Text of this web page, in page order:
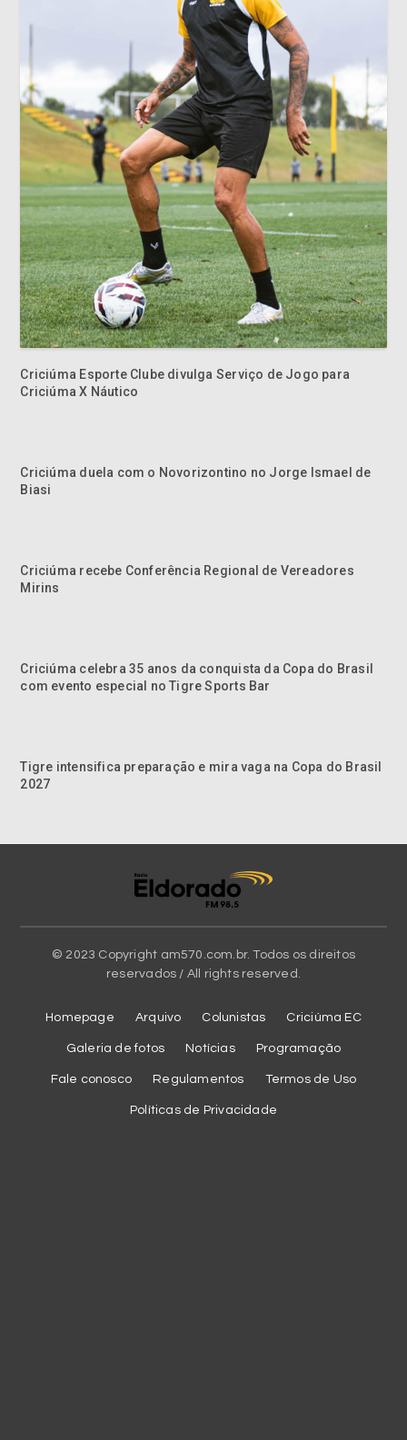
Criciúma Esporte Clube divulga Serviço de Jogo para
Criciúma X Náutico
Criciúma duela com o Novorizontino no Jorge Ismael de
Biasi
Criciúma recebe Conferência Regional de Vereadores
Mirins
Criciúma celebra 35 anos da conquista da Copa do Brasil
com evento especial no Tigre Sports Bar
Tigre intensifica preparação e mira vaga na Copa do Brasil
2027
© 2023 Copyright am570.com.br. Todos os direitos
reservados / All rights reserved.
Homepage Arquivo Colunistas Criciúma EC
Galeria de fotos Notícias Programação
Fale conosco Regulamentos Termos de Uso
Políticas de Privacidade